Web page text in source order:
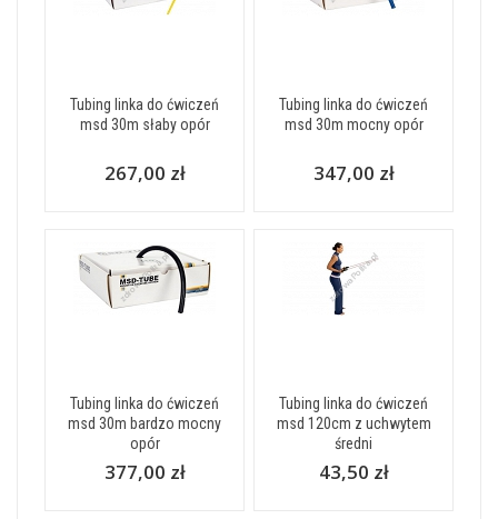
Tubing linka do ćwiczeń
msd 30m słaby opór
267,00 zł
Tubing linka do ćwiczeń
msd 30m mocny opór
347,00 zł
Tubing linka do ćwiczeń
msd 30m bardzo mocny
opór
377,00 zł
Tubing linka do ćwiczeń
msd 120cm z uchwytem
średni
43,50 zł